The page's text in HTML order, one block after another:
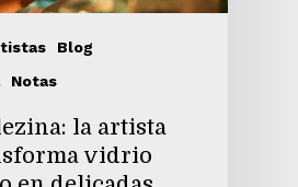
Blog
Notas
la artista
vidrio